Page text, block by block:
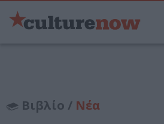
Βιβλίο / Νέα